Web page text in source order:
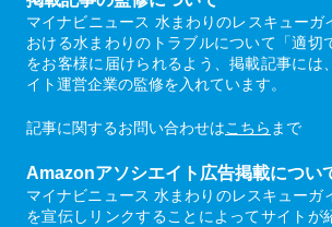
マイナビニュース 水まわりのレスキューガ
おける水まわりのトラブルについて「適切
をお客様に届けられるよう、掲載記事には
イト運営企業の監修を入れています。
記事に関するお問い合わせはこちら まで
Amazonアソシエイト広告掲載につい
マイナビニュース 水まわりのレスキューガ
を宣伝しリンクすることによってサイトが